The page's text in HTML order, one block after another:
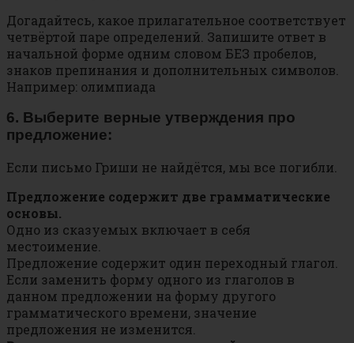
Догадайтесь, какое прилагательное соответствует
четвёртой паре определений. Запишите ответ в
начальной форме одним словом БЕЗ пробелов,
знаков препинания и дополнительных символов.
Например: олимпиада
6. Выберите верные утверждения про
предложение:
Если письмо Гриши не найдётся, мы все погибли.
Предложение содержит две грамматические
основы.
Одно из сказуемых включает в себя
местоимение.
Предложение содержит один переходный глагол.
Если заменить форму одного из глаголов в
данном предложении на форму другого
грамматического времени, значение
предложения не изменится.